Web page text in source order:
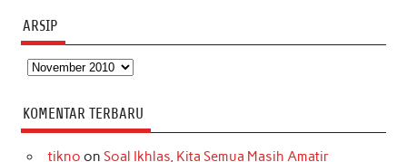
ARSIP
Arsip
KOMENTAR TERBARU
tikno on Soal Ikhlas, Kita Semua Masih Amatir